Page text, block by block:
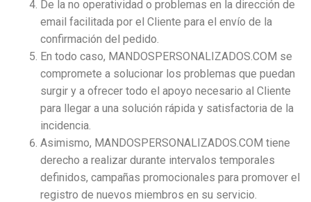
De la no operatividad o problemas en la dirección de
email facilitada por el Cliente para el envío de la
confirmación del pedido.
En todo caso, MANDOSPERSONALIZADOS.COM se
compromete a solucionar los problemas que puedan
surgir y a ofrecer todo el apoyo necesario al Cliente
para llegar a una solución rápida y satisfactoria de la
incidencia.
Asimismo, MANDOSPERSONALIZADOS.COM tiene
derecho a realizar durante intervalos temporales
definidos, campañas promocionales para promover el
registro de nuevos miembros en su servicio.